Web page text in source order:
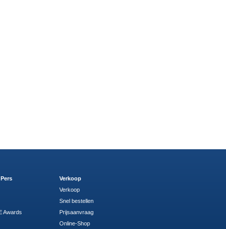
Awards
Verkoop
Verkoop
Snel bestellen
Prijsaanvraag
Online-Shop